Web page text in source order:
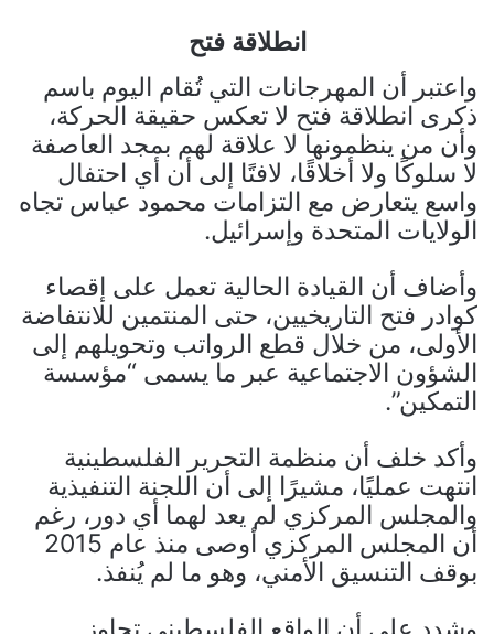
انطلاقة فتح
واعتبر أن المهرجانات التي تُقام اليوم باسم
ذكرى انطلاقة فتح لا تعكس حقيقة الحركة،
وأن من ينظمونها لا علاقة لهم بمجد العاصفة
لا سلوكًا ولا أخلاقًا، لافتًا إلى أن أي احتفال
واسع يتعارض مع التزامات محمود عباس تجاه
الولايات المتحدة وإسرائيل.
وأضاف أن القيادة الحالية تعمل على إقصاء
كوادر فتح التاريخيين، حتى المنتمين للانتفاضة
الأولى، من خلال قطع الرواتب وتحويلهم إلى
الشؤون الاجتماعية عبر ما يسمى “مؤسسة
التمكين”.
وأكد خلف أن منظمة التحرير الفلسطينية
انتهت عمليًا، مشيرًا إلى أن اللجنة التنفيذية
والمجلس المركزي لم يعد لهما أي دور، رغم
أن المجلس المركزي أوصى منذ عام 2015
بوقف التنسيق الأمني، وهو ما لم يُنفذ.